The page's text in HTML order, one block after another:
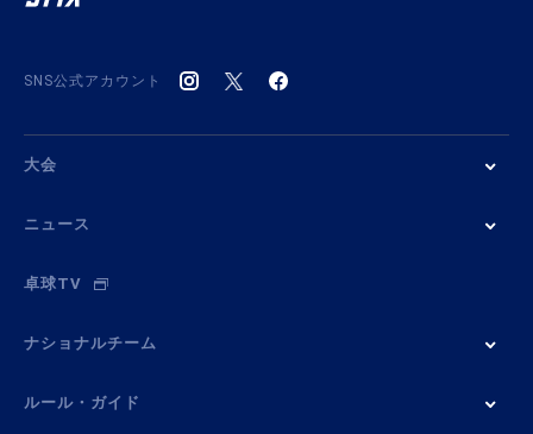
SNS公式アカウント
大会
ニュース
卓球TV
ナショナルチーム
ルール・ガイド